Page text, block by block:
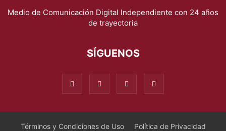
Medio de Comunicación Digital Independiente con 24 años
de trayectoria
SÍGUENOS
Términos y Condiciones de Uso Política de Privacidad